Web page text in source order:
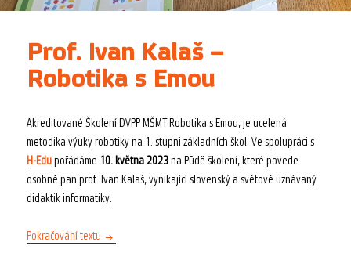
Prof. Ivan Kalaš –
Robotika s Emou
Akreditované Školení DVPP MŠMT Robotika s Emou, je ucelená
metodika výuky robotiky na 1. stupni základních škol. Ve spolupráci s
H-Edupořádáme 10. května 2023na Půdě školení, které povede
osobně pan prof. Ivan Kalaš, vynikající slovenský a světově uznávaný
didaktik informatiky.
Pokračování textu Prof. Ivan Kalaš – Robotika s Emou